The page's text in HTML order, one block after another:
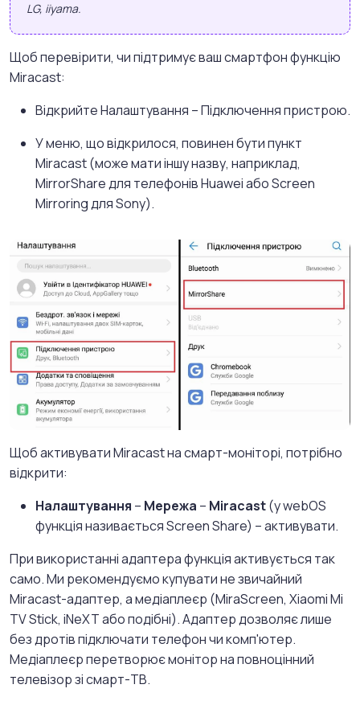
LG, iiyama.
Щоб перевірити, чи підтримує ваш смартфон функцію
Miracast:
Відкрийте Налаштування – Підключення пристрою.
У меню, що відкрилося, повинен бути пункт
Miracast (може мати іншу назву, наприклад,
MirrorShare для телефонів Huawei або Screen
Mirroring для Sony).
Щоб активувати Miracast на смарт-моніторі, потрібно
відкрити:
Налаштування – Мережа – Miracast(у webOS
функція називається Screen Share) – активувати.
При використанні адаптера функція активується так
само. Ми рекомендуємо купувати не звичайний
Miracast-адаптер, а медіаплеєр (MiraScreen, Xiaomi Mi
TV Stick, iNeXT або подібні). Адаптер дозволяє лише
без дротів підключати телефон чи комп'ютер.
Медіаплеєр перетворює монітор на повноцінний
телевізор зі смарт-ТВ.